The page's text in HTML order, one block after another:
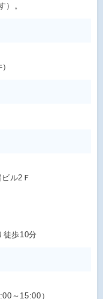
）。
ル2Ｆ
徒歩10分
～15:00）